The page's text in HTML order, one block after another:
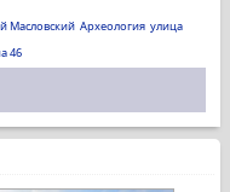
Масловский Археология улица
46